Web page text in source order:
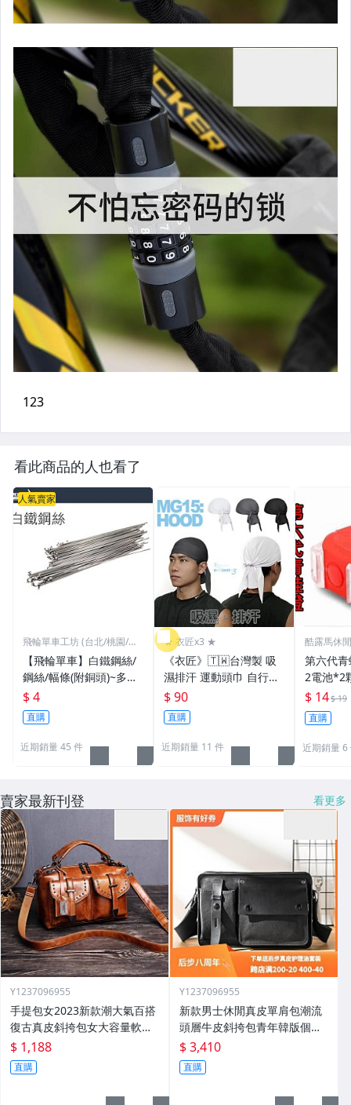
看此商品的人也看了
人氣賣家
飛輪單車工坊 (台北/桃園/高
【飛輪單車】白鐵鋼絲/
鋼絲/幅條(附銅頭)~多種
規格/一支價格需要多少
買多少[1101]
$ 4
直購
近期銷量 45 件
★ 衣匠x3 ★
《衣匠》🇹🇼台灣製 吸
濕排汗 運動頭巾 自行車
頭巾 機車 自行車小帽 海
盜帽﹝MG15﹞
$ 90
直購
近期銷量 11 件
酷露馬休
第六代青蛙燈 (
2電池*2
警示燈
車尾燈
1
$ 14$ 19
直購
近期銷量 6
賣家最新刊登 看更多
Y1237096955
手提包女2023新款潮大氣百搭
復古真皮斜挎包女大容量軟皮
單肩大包
$ 1,188
直購
Y1237096955
新款男士休閒真皮單肩包潮流
頭層牛皮斜挎包青年韓版個性
郵差揹包
$ 3,410
直購